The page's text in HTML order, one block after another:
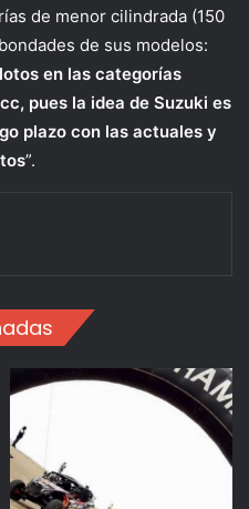
de menor cilindrada (150
de sus modelos:
en las categorías
pues la idea de Suzuki es
plazo con las actuales y
”.